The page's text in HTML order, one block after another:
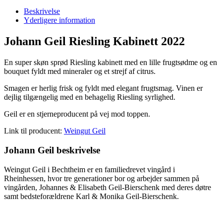
Beskrivelse
Yderligere information
Johann Geil Riesling Kabinett 2022
En super skøn sprød Riesling kabinett med en lille frugtsødme og en
bouquet fyldt med mineraler og et strejf af citrus.
Smagen er herlig frisk og fyldt med elegant frugtsmag. Vinen er
dejlig tilgængelig med en behagelig Riesling syrlighed.
Geil er en stjerneproducent på vej mod toppen.
Link til producent: Weingut Geil
Johann Geil beskrivelse
Weingut Geil i Bechtheim er en familiedrevet vingård i
Rheinhessen, hvor tre generationer bor og arbejder sammen på
vingården, Johannes & Elisabeth Geil-Bierschenk med deres døtre
samt bedsteforældrene Karl & Monika Geil-Bierschenk.